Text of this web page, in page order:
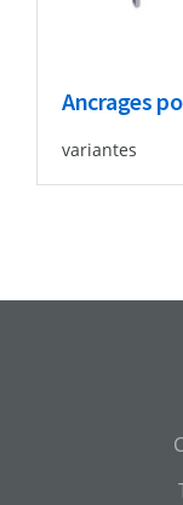
Ancrages
variantes